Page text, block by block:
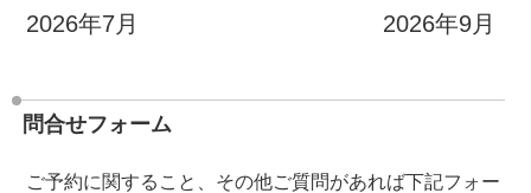
2026年7月 2026年9月
問合せフォーム
ご予約に関すること、その他ご質問があれば下記フォー